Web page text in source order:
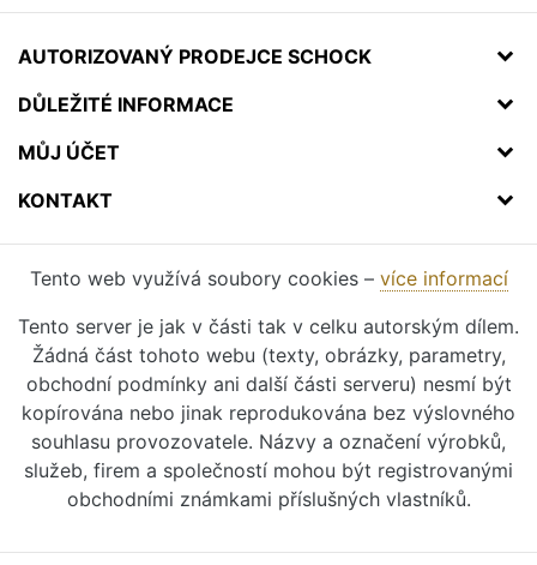
AUTORIZOVANÝ PRODEJCE SCHOCK
DŮLEŽITÉ INFORMACE
MŮJ ÚČET
KONTAKT
Tento web využívá soubory cookies – více informací
Tento server je jak v části tak v celku autorským dílem.
Žádná část tohoto webu (texty, obrázky, parametry,
obchodní podmínky ani další části serveru) nesmí být
kopírována nebo jinak reprodukována bez výslovného
souhlasu provozovatele. Názvy a označení výrobků,
služeb, firem a společností mohou být registrovanými
obchodními známkami příslušných vlastníků.